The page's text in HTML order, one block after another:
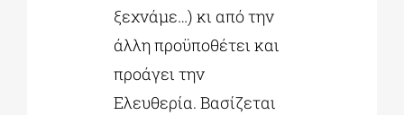
ξεχνάμε…) κι από την
άλλη προϋποθέτει και
προάγει την
Ελευθερία. Βασίζεται